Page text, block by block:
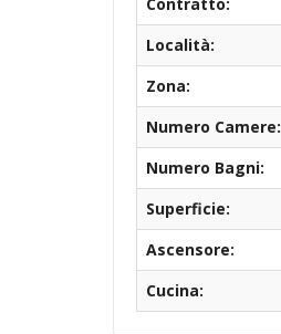
Località:
Zona:
Numero Camere:
Numero Bagni:
Superficie:
Ascensore:
Cucina: